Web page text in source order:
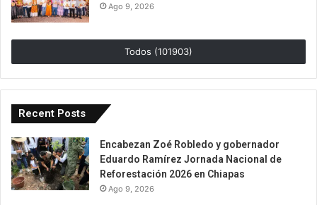
Ago 9, 2026
Todos (101903)
Recent Posts
Encabezan Zoé Robledo y gobernador
Eduardo Ramírez Jornada Nacional de
Reforestación 2026 en Chiapas
Ago 9, 2026